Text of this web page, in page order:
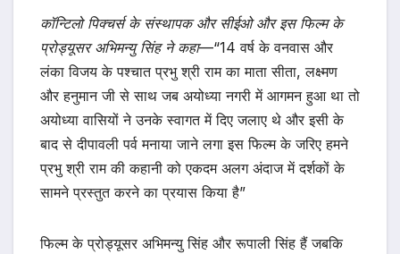
कॉन्टिलो पिक्चर्स के संस्थापक और सीईओ और इस फिल्म के
प्रोड्यूसर अभिमन्यु सिंह ने कहा—“14 वर्ष के वनवास और
लंका विजय के पश्चात प्रभु श्री राम का माता सीता, लक्ष्मण
और हनुमान जी से साथ जब अयोध्या नगरी में आगमन हुआ था तो
अयोध्या वासियों ने उनके स्वागत में दिए जलाए थे और इसी के
बाद से दीपावली पर्व मनाया जाने लगा इस फिल्म के जरिए हमने
प्रभु श्री राम की कहानी को एकदम अलग अंदाज में दर्शकों के
सामने प्रस्तुत करने का प्रयास किया है”
फिल्म के प्रोड्यूसर अभिमन्यु सिंह और रूपाली सिंह हैं जबकि